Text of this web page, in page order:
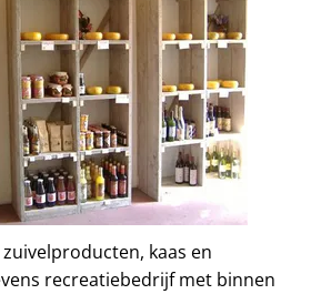
kaas en
recreatiebedrijf met binnen